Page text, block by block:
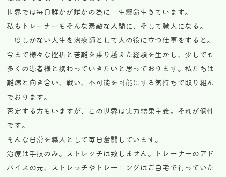
世界では毎日誰かが誰かの為に一生懸命生きています。
私もトレーナーもそんな素敵な人間に、そして職人になる。
一度しかない人生を治療師として人の役に立つ仕事をすると。
今まで様々な挫折と苦難を乗り越えた経験を生かし、少しでも
多くの患者様と携わっていきたいと 思っております。私たちは
難病と向き合い、戦い、不可能を可能にする気持ちで取り組ん
でおります。
否定する方もいますが、この世界は実力結果主義。それが個性
です。
そんな日常を職人として毎日奮闘しています。
治療は手技のみ。ストレッチは致しません。トレーナーのアド
バイスの元、ストレッチやトレーニングはご自宅で行っていた